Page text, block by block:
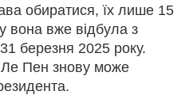
обиратися, їх лише 15
вона вже відбула з
березня 2025 року.
Пен знову може